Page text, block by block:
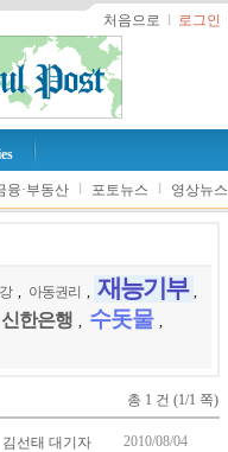
처음으로 l 로그인
융·부동산 l 포토뉴스 l 영상뉴스
아동권리 재능기부
신한은행 수돗물
총 1 건 (1/1 쪽)
김선태 대기자 2010/08/04